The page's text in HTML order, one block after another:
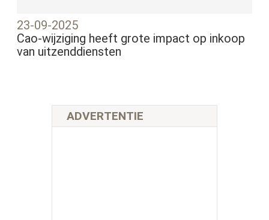
23-09-2025
Cao-wijziging heeft grote impact op inkoop
van uitzenddiensten
ADVERTENTIE